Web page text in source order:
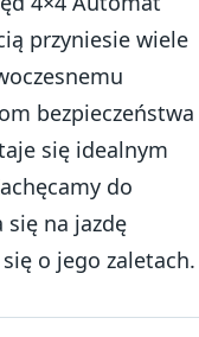
przyniesie wiele
bezpieczeństwa
się idealnym
do
na jazdę
o jego zaletach.